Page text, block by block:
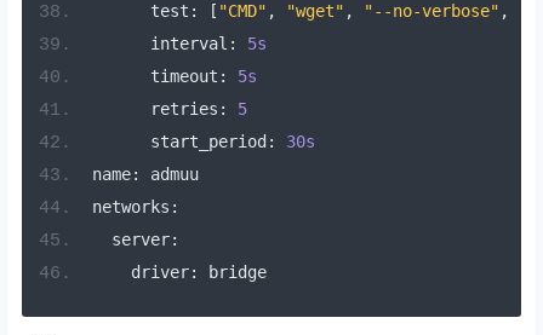
test : [ "CMD" , "wget" , "--no-verbose" ,
interval :
5s
timeout :
5s
retries :
5
start_period :
30s
name:
admuu
networks :
server:
driver: bridge